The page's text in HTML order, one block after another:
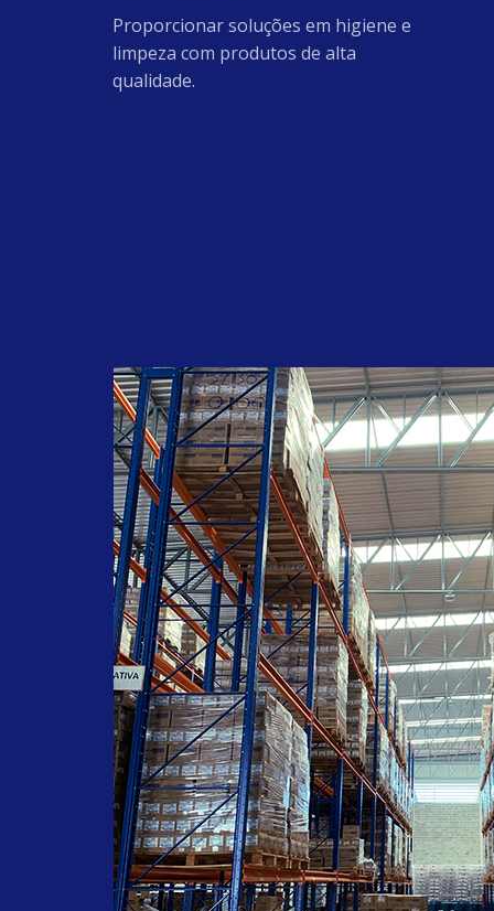
#Amida60
#AmidodeMilho
#BaseparaAmaciante
#rosamosqueta
#antirressecamento
#ioniccare
#reduçãodeestrias
#cuidese
#farmachem
#oleodegirassol
#oleohidratante
#pelessensiveis
#acidosgraxos
#oleodecopaiba
#oleodegirassolfarmachem
#septderm
#sabonetelíquido
#ervadoce
#saboneteervadoce
#limpezadasmaos
#alcool
#alcoolabsolutoprolink
#3AlcoolPolivinilico
#desinfetante
Proporcionar soluções em higiene e
limpeza com produtos de alta
qualidade.